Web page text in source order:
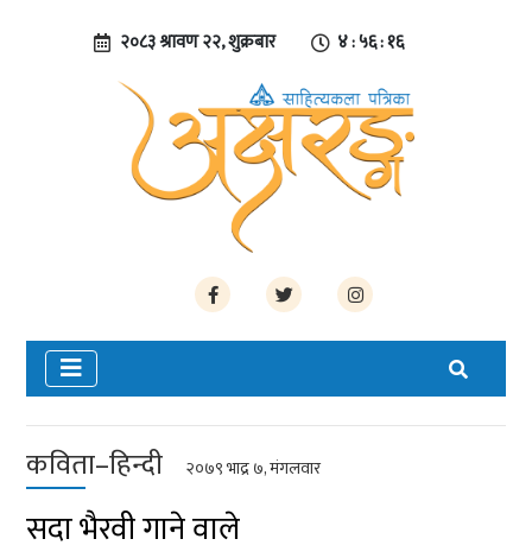
२०८३ श्रावण २२, शुक्रबार ४ : ५६ : १७
कविता–हिन्दी २०७९ भाद्र ७, मंगलवार
सदा भैरवी गाने वाले